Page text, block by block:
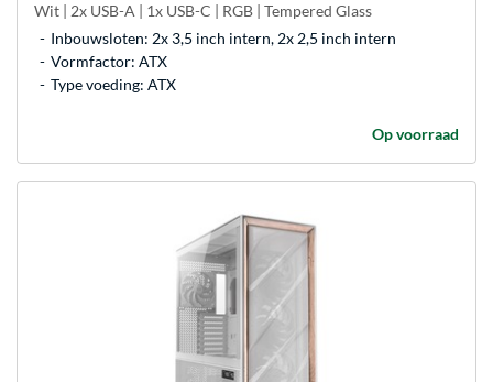
Wit | 2x USB-A | 1x USB-C | RGB | Tempered Glass
Inbouwsloten: 2x 3,5 inch intern, 2x 2,5 inch intern
Vormfactor: ATX
Type voeding: ATX
Op voorraad